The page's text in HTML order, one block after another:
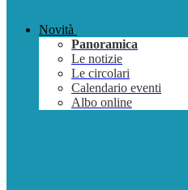
Novità
Panoramica
Le notizie
Le circolari
Calendario eventi
Albo online